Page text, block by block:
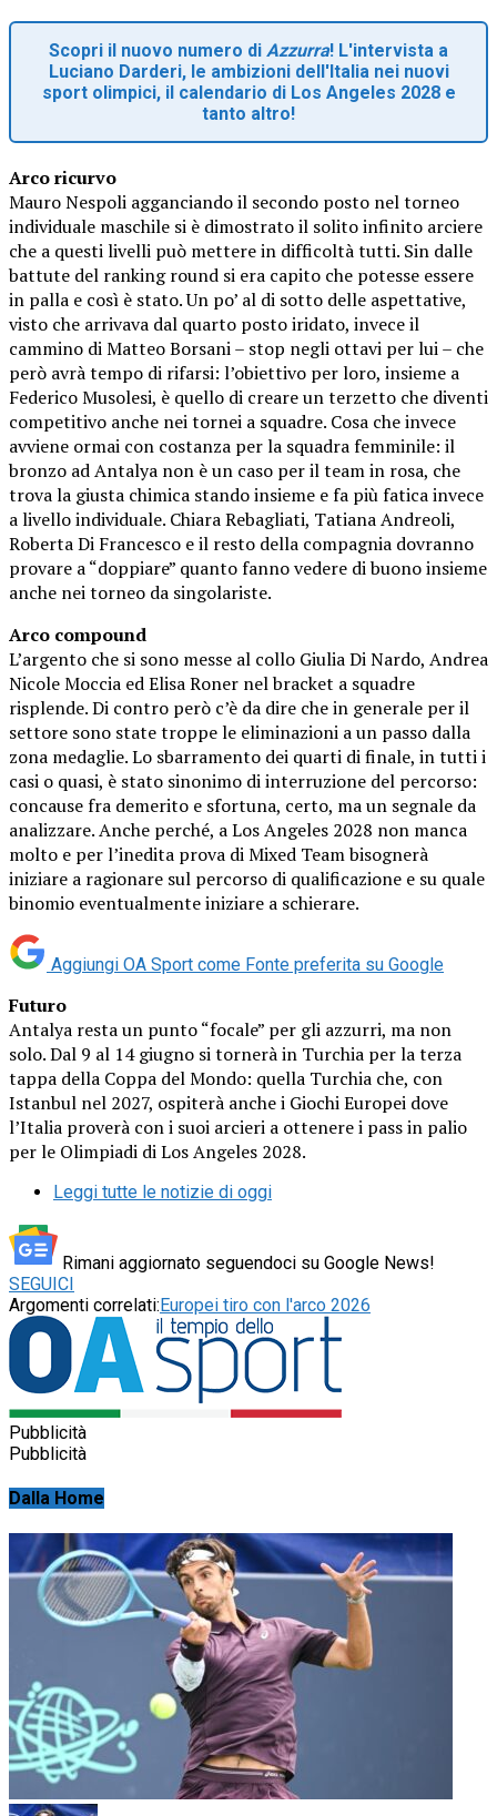
Scopri il nuovo numero di Azzurra! L'intervista a
Luciano Darderi, le ambizioni dell'Italia nei nuovi
sport olimpici, il calendario di Los Angeles 2028 e
tanto altro!
Arco ricurvo
Mauro Nespoli agganciando il secondo posto nel torneo
individuale maschile si è dimostrato il solito infinito arciere
che a questi livelli può mettere in difficoltà tutti. Sin dalle
battute del ranking round si era capito che potesse essere
in palla e così è stato. Un po’ al di sotto delle aspettative,
visto che arrivava dal quarto posto iridato, invece il
cammino di Matteo Borsani – stop negli ottavi per lui – che
però avrà tempo di rifarsi: l’obiettivo per loro, insieme a
Federico Musolesi, è quello di creare un terzetto che diventi
competitivo anche nei tornei a squadre. Cosa che invece
avviene ormai con costanza per la squadra femminile: il
bronzo ad Antalya non è un caso per il team in rosa, che
trova la giusta chimica stando insieme e fa più fatica invece
a livello individuale. Chiara Rebagliati, Tatiana Andreoli,
Roberta Di Francesco e il resto della compagnia dovranno
provare a “doppiare” quanto fanno vedere di buono insieme
anche nei torneo da singolariste.
Arco compound
L’argento che si sono messe al collo Giulia Di Nardo, Andrea
Nicole Moccia ed Elisa Roner nel bracket a squadre
risplende. Di contro però c’è da dire che in generale per il
settore sono state troppe le eliminazioni a un passo dalla
zona medaglie. Lo sbarramento dei quarti di finale, in tutti i
casi o quasi, è stato sinonimo di interruzione del percorso:
concause fra demerito e sfortuna, certo, ma un segnale da
analizzare. Anche perché, a Los Angeles 2028 non manca
molto e per l’inedita prova di Mixed Team bisognerà
iniziare a ragionare sul percorso di qualificazione e su quale
binomio eventualmente iniziare a schierare.
Aggiungi OA Sport come Fonte preferita su Google
Futuro
Antalya resta un punto “focale” per gli azzurri, ma non
solo. Dal 9 al 14 giugno si tornerà in Turchia per la terza
tappa della Coppa del Mondo: quella Turchia che, con
Istanbul nel 2027, ospiterà anche i Giochi Europei dove
l’Italia proverà con i suoi arcieri a ottenere i pass in palio
per le Olimpiadi di Los Angeles 2028.
Leggi tutte le notizie di oggi
Rimani aggiornato seguendoci su Google News!
SEGUICI
Argomenti correlati:Europei tiro con l'arco 2026
Pubblicità
Pubblicità
Dalla Home